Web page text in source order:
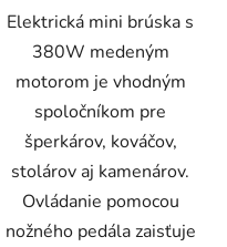
Elektrická mini brúska s
380W medeným
motorom je vhodným
spoločníkom pre
šperkárov, kováčov,
stolárov aj kamenárov.
Ovládanie pomocou
nožného pedála zaisťuje